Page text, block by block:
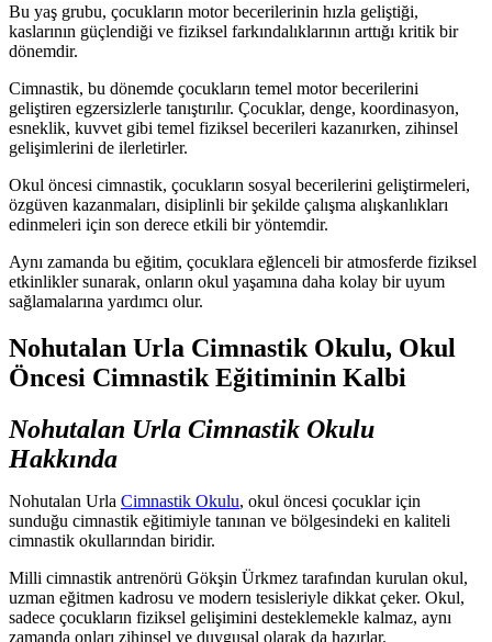
Bu yaş grubu, çocukların motor becerilerinin hızla geliştiği,
kaslarının güçlendiği ve fiziksel farkındalıklarının arttığı kritik bir
dönemdir.
Cimnastik, bu dönemde çocukların temel motor becerilerini
geliştiren egzersizlerle tanıştırılır. Çocuklar, denge, koordinasyon,
esneklik, kuvvet gibi temel fiziksel becerileri kazanırken, zihinsel
gelişimlerini de ilerletirler.
Okul öncesi cimnastik, çocukların sosyal becerilerini geliştirmeleri,
özgüven kazanmaları, disiplinli bir şekilde çalışma alışkanlıkları
edinmeleri için son derece etkili bir yöntemdir.
Aynı zamanda bu eğitim, çocuklara eğlenceli bir atmosferde fiziksel
etkinlikler sunarak, onların okul yaşamına daha kolay bir uyum
sağlamalarına yardımcı olur.
Nohutalan Urla Cimnastik Okulu, Okul
Öncesi Cimnastik Eğitiminin Kalbi
Nohutalan Urla Cimnastik Okulu
Hakkında
Nohutalan Urla Cimnastik Okulu, okul öncesi çocuklar için
sunduğu cimnastik eğitimiyle tanınan ve bölgesindeki en kaliteli
cimnastik okullarından biridir.
Milli cimnastik antrenörü Gökşin Ürkmez tarafından kurulan okul,
uzman eğitmen kadrosu ve modern tesisleriyle dikkat çeker. Okul,
sadece çocukların fiziksel gelişimini desteklemekle kalmaz, aynı
zamanda onları zihinsel ve duygusal olarak da hazırlar.